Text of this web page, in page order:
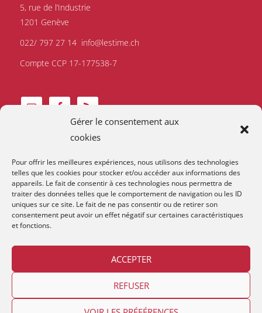
Gérer le consentement aux
cookies
Pour offrir les meilleures expériences, nous utilisons des technologies
telles que les cookies pour stocker et/ou accéder aux informations des
appareils. Le fait de consentir à ces technologies nous permettra de
traiter des données telles que le comportement de navigation ou les ID
uniques sur ce site. Le fait de ne pas consentir ou de retirer son
consentement peut avoir un effet négatif sur certaines caractéristiques
et fonctions.
ACCEPTER
REFUSER
5, rue de l’Industrie
1201 Genève
022/ 797 27 14 info@lestime.ch
Compte CCP 17-177538-7
Devenir membre